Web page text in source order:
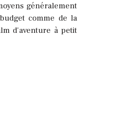
généralement
comme de la
d'aventure à petit